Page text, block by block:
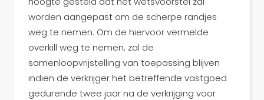
worden aangepast om de scherpe randjes
weg te nemen. Om de hiervoor vermelde
overkill weg te nemen, zal de
samenloopvrijstelling van toepassing blijven
indien de verkrijger het betreffende vastgoed
gedurende twee jaar na de verkrijging voor